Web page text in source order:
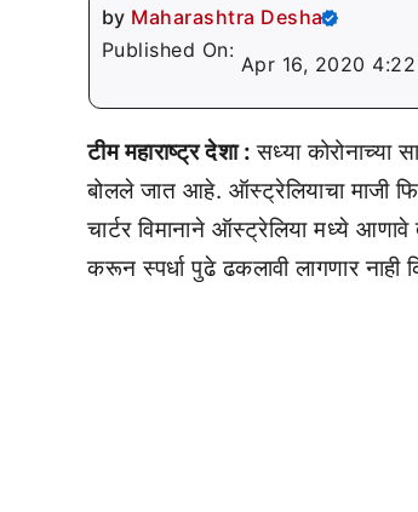
by Maharashtra Desha
Published On:
Apr 16, 2020 4:22
टीम महाराष्ट्र देशा :सध्या कोरोनाच्या
बोलले जात आहे. ऑस्ट्रेलियाचा माजी
चार्टर विमानाने ऑस्ट्रेलिया मध्ये
करून स्पर्धा पुढे ढकलावी लागणार नाही